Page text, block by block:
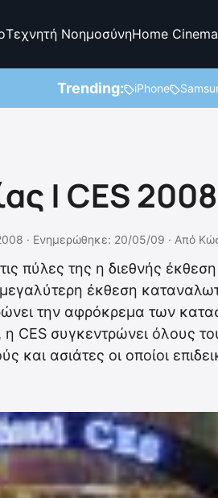
Τεχνητή ΝοημοσύνηHome Cinema
Trending: iPhone
| CES 2008
· Ενημερώθηκε: 20/05/09 · Από
πύλες της η διεθνής
έκθεση
την αφρόκρεμα των
η CES συγκεντρώνει όλους
και ασιάτες οι οποίοι